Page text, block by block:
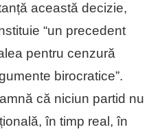
această decizie,
“un precedent
pentru cenzură
birocratice”.
că niciun partid nu
în timp real, în